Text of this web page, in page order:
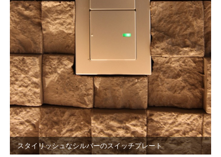
スタイリッシュなシルバーのスイッチプレート